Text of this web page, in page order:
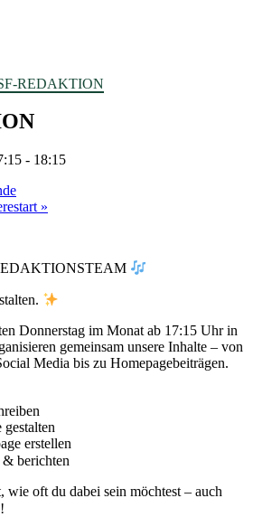
REDAKTION
- 18:15
»
Donnerstag im Monat ab 17:15 Uhr in
gemeinsam unsere Inhalte – von
Media bis zu Homepagebeiträgen.
erstellen
berichten
wie oft du dabei sein möchtest – auch